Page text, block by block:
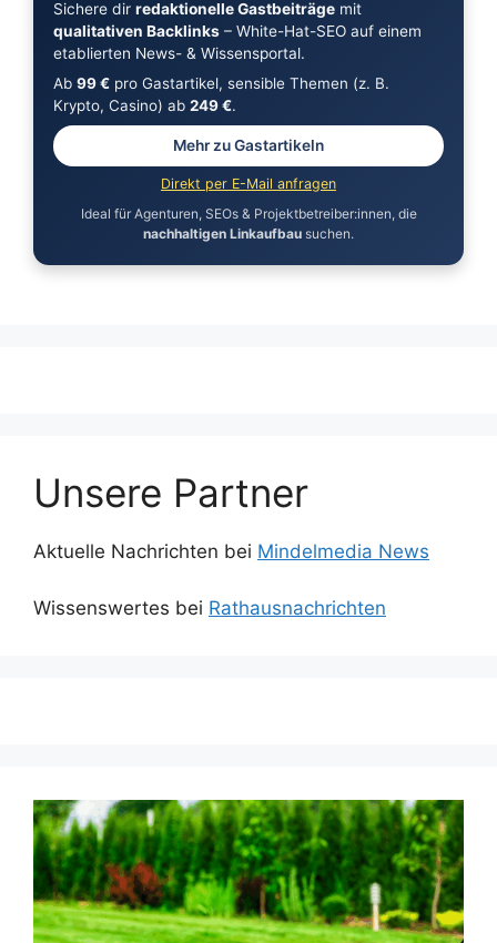
Sichere dir redaktionelle Gastbeiträgemit
qualitativen Backlinks– White-Hat-SEO auf einem
etablierten News- & Wissensportal.
Ab 99 €pro Gastartikel, sensible Themen (z. B.
Krypto, Casino) ab 249 €.
Mehr zu Gastartikeln
Direkt per E-Mail anfragen
Ideal für Agenturen, SEOs & Projektbetreiber:innen, die
nachhaltigen Linkaufbau suchen.
Unsere Partner
Aktuelle Nachrichten bei Mindelmedia News
Wissenswertes bei Rathausnachrichten